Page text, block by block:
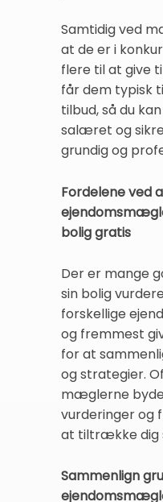
Samtidig ved
at de er i
flere til at give
får dem typisk
tilbud, så du
salæret og
grundig og
Fordelene ved
bolig gratis
Der er mange
sin bolig
forskellige
og fremmest
for at
og strategier.
mæglerne
vurderinger og
at tiltrække dig
Sammenlign